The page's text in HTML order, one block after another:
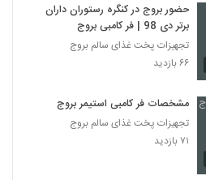
حضور بروج در کنگره رستوران داران
برتر دی 98 | فر کامبی بروج
تجهیزات پخت غذای سالم بروج
۶۶ بازدید
مشخصات فر کامبی استیمر بروج
تجهیزات پخت غذای سالم بروج
۷۱ بازدید